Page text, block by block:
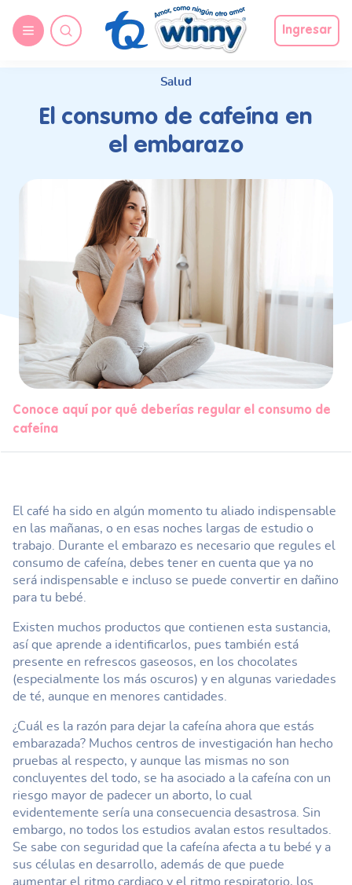
Ingresar
Salud
El consumo de cafeína en
el embarazo
Conoce aquí por qué deberías regular el consumo de
cafeína
El café ha sido en algún momento tu aliado indispensable
en las mañanas, o en esas noches largas de estudio o
trabajo. Durante el embarazo es necesario que regules el
consumo de cafeína, debes tener en cuenta que ya no
será indispensable e incluso se puede convertir en dañino
para tu bebé.
Existen muchos productos que contienen esta sustancia,
así que aprende a identificarlos, pues también está
presente en refrescos gaseosos, en los chocolates
(especialmente los más oscuros) y en algunas variedades
de té, aunque en menores cantidades.
¿Cuál es la razón para dejar la cafeína ahora que estás
embarazada? Muchos centros de investigación han hecho
pruebas al respecto, y aunque las mismas no son
concluyentes del todo, se ha asociado a la cafeína con un
riesgo mayor de padecer un aborto, lo cual
evidentemente sería una consecuencia desastrosa. Sin
embargo, no todos los estudios avalan estos resultados.
Se sabe con seguridad que la cafeína afecta a tu bebé y a
sus células en desarrollo, además de que puede
aumentar el ritmo cardiaco y el ritmo respiratorio, los